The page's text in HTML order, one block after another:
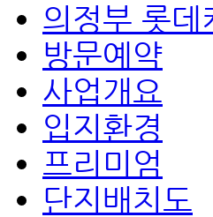
의정부 롯데
방문예약
사업개요
입지환경
프리미엄
단지배치도